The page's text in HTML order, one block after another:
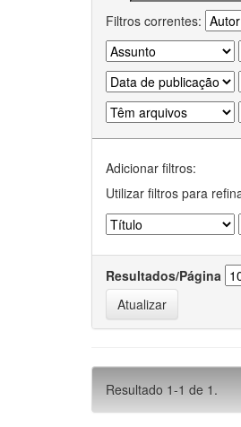
Filtros correntes:
Adicionar filtros:
Utilizar filtros para
Resultados/Página
Resultado 1-1 de 1.